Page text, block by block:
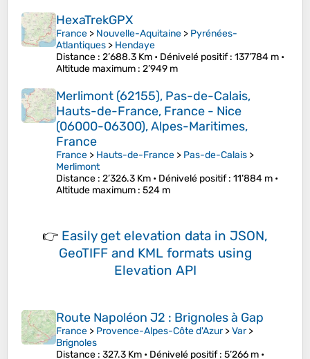
HexaTrekGPX
France > Nouvelle-Aquitaine > Pyrénées-
Atlantiques > Hendaye
Distance : 2’688.3 Km • Dénivelé positif: 137’784 m •
Altitude maximum : 2’949 m
Merlimont (62155), Pas-de-Calais,
Hauts-de-France, France - Nice
(06000-06300), Alpes-Maritimes,
France
France > Hauts-de-France > Pas-de-Calais >
Merlimont
Distance : 2’326.3 Km • Dénivelé positif: 11’884 m •
Altitude maximum : 524 m
👉 Easily get elevation data in JSON,
GeoTIFF and KML formats using
Elevation API
Route Napoléon J2 : Brignoles à Gap
France > Provence-Alpes-Côte d'Azur>Var>
Brignoles
Distance : 327.3 Km • Dénivelé positif: 5’266 m •